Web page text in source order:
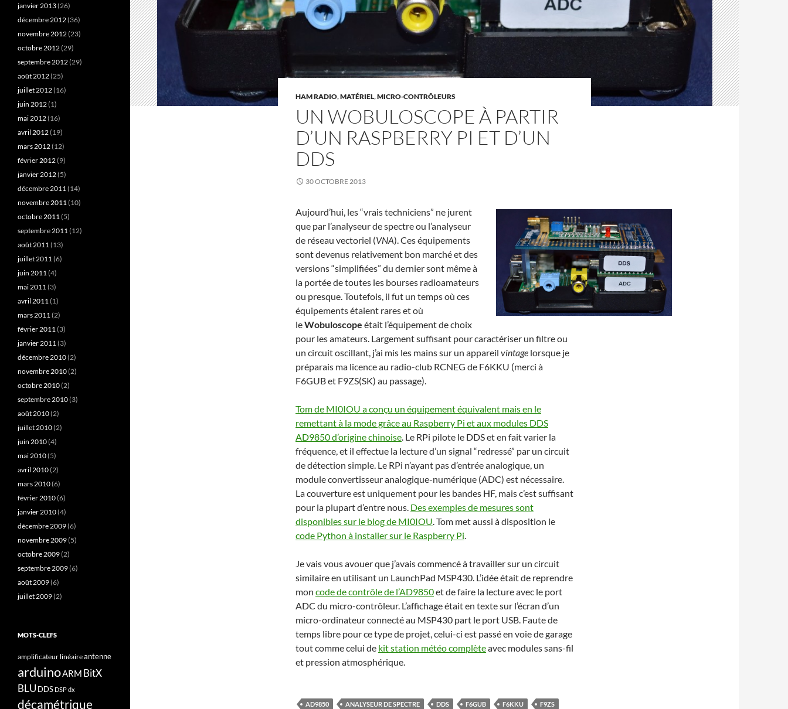
HAM RADIO,MATÉRIEL,MICRO-CONTRÔLEURS
UN WOBULOSCOPE À PARTIR
D’UN RASPBERRY PI ET D’UN
DDS
30 OCTOBRE 2013
Aujourd’hui, les “vrais techniciens” ne jurent
que par l’analyseur de spectre ou l’analyseur
de réseau vectoriel (VNA). Ces équipements
sont devenus relativement bon marché et des
versions “simplifiées” du dernier sont même à
la portée de toutes les bourses radioamateurs
ou presque. Toutefois, il fut un temps où ces
équipements étaient rares et où
leWobuloscope était l’équipement de choix
pour les amateurs. Largement suffisant pour caractériser un filtre ou
un circuit oscillant, j’ai mis les mains sur un appareil vintage lorsque je
préparais ma licence au radio-club RCNEG de F6KKU (merci à
F6GUB et F9ZS(SK) au passage).
Tom de MI0IOU a conçu un équipement équivalent mais en le
remettant à la mode grâce au Raspberry Pi et aux modules DDS
AD9850 d’origine chinoise. Le RPi pilote le DDS et en fait varier la
fréquence, et il effectue la lecture d’un signal “redressé” par un circuit
de détection simple. Le RPi n’ayant pas d’entrée analogique, un
module convertisseur analogique-numérique (ADC) est nécessaire.
La couverture est uniquement pour les bandes HF, mais c’est suffisant
pour la plupart d’entre nous. Des exemples de mesures sont
disponibles sur le blog de MI0IOU. Tom met aussi à disposition le
code Python à installer sur le Raspberry Pi.
Je vais vous avouer que j’avais commencé à travailler sur un circuit
similaire en utilisant un LaunchPad MSP430. L’idée était de reprendre
mon code de contrôle de l’AD9850et de faire la lecture avec le port
ADC du micro-contrôleur. L’affichage était en texte sur l’écran d’un
micro-ordinateur connecté au MSP430 part le port USB. Faute de
temps libre pour ce type de projet, celui-ci est passé en voie de garage
tout comme celui de kit station météo complèteavec modules sans-fil
et pression atmosphérique.
AD9850 ANALYSEUR DE SPECTRE DDS F6GUB F6KKU F9ZS
janvier 2013(26)
décembre 2012(36)
novembre 2012(23)
octobre 2012(29)
septembre 2012(29)
août 2012(25)
juillet 2012(16)
juin 2012(1)
mai 2012(16)
avril 2012(19)
mars 2012(12)
février 2012(9)
janvier 2012(5)
décembre 2011(14)
novembre 2011(10)
octobre 2011(5)
septembre 2011(12)
août 2011(13)
juillet 2011(6)
juin 2011(4)
mai 2011(3)
avril 2011(1)
mars 2011(2)
février 2011(3)
janvier 2011(3)
décembre 2010(2)
novembre 2010(2)
octobre 2010(2)
septembre 2010(3)
août 2010(2)
juillet 2010(2)
juin 2010(4)
mai 2010(5)
avril 2010(2)
mars 2010(6)
février 2010(6)
janvier 2010(4)
décembre 2009(6)
novembre 2009(5)
octobre 2009(2)
septembre 2009(6)
août 2009(6)
juillet 2009(2)
MOTS-CLEFS
amplificateur linéaireantenne
arduinoARM BitX
BLU DDS DSPdx
décamétrique